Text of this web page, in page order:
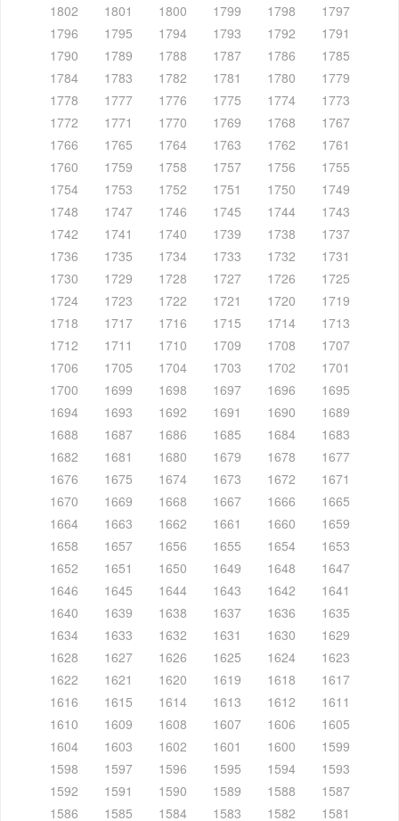
1802
1801 1800 1799 1798
1797
1796
1795 1794 1793 1792
1791
1790
1789 1788 1787 1786
1785
1784
1783 1782 1781 1780
1779
1778
1777 1776 1775 1774
1773
1772
1771 1770 1769 1768
1767
1766
1765 1764 1763 1762
1761
1760
1759 1758 1757 1756
1755
1754
1753 1752 1751 1750
1749
1748
1747 1746 1745 1744
1743
1742
1741 1740 1739 1738
1737
1736
1735 1734 1733 1732
1731
1730
1729 1728 1727 1726
1725
1724
1723 1722 1721 1720
1719
1718
1717 1716 1715 1714
1713
1712
1711 1710 1709 1708
1707
1706
1705 1704 1703 1702
1701
1700
1699 1698 1697 1696
1695
1694
1693 1692 1691 1690
1689
1688
1687 1686 1685 1684
1683
1682
1681 1680 1679 1678
1677
1676
1675 1674 1673 1672
1671
1670
1669 1668 1667 1666
1665
1664
1663 1662 1661 1660
1659
1658
1657 1656 1655 1654
1653
1652
1651 1650 1649 1648
1647
1646
1645 1644 1643 1642
1641
1640
1639 1638 1637 1636
1635
1634
1633 1632 1631 1630
1629
1628
1627 1626 1625 1624
1623
1622
1621 1620 1619 1618
1617
1616
1615 1614 1613 1612
1611
1610
1609 1608 1607 1606
1605
1604
1603 1602 1601 1600
1599
1598
1597 1596 1595 1594
1593
1592
1591 1590 1589 1588
1587
1586
1585 1584 1583 1582 1581